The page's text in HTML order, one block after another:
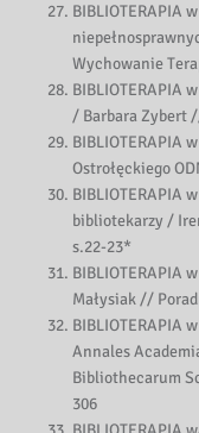
BIBLIOTERAPIA
Wychowanie
BIBLIOTERAPIA
/ Barbara Zybert
BIBLIOTERAPIA
Ostrołęckiego
BIBLIOTERAPIA
bibliotekarzy /
s.22-23*
BIBLIOTERAPIA
Małysiak //
BIBLIOTERAPIA
Annales
Bibliothecarum
306